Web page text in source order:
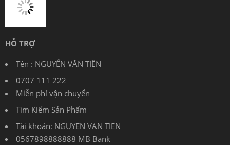
HỖ TRỢ
Tên : NGUYỄN VĂN TIÊN
0707 111 222
Miễn phí vận chuyển
Tìm Kiếm Sản Phẩm
Tài khoản: NGUYEN VAN TIEN
0567898888888 MB Bank